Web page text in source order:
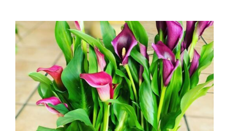
AÑADIR AL CARRITO
/
DETALLES